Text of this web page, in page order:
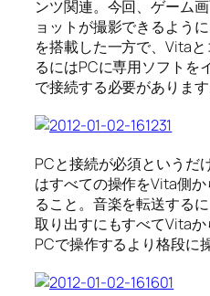
ンツ関連。今回、ゲーム
ョットが撮影できるよう
を搭載した一方で、Vita
るにはPCに専用ソフトを
で接続する必要があります
PCと接続が必須というだ
はすべての操作をVita側
ること。音楽を転送する
取り出すにもすべてVitaか
PCで操作するより格段に